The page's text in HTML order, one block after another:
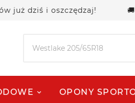
i oszczędzaj! 🚚
OPONY